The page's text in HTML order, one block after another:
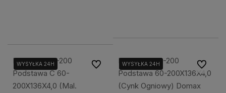
Dmx Psrt 60-200
Podstawa C 60-
200X136X4,0 (Mal.
WYSYŁKA 24H Do ulubionychDmx Psru 60-200
Podstawa 60-200X136X4,0
(Cynk Ogniowy) Domax
WYSYŁKA 24H Do